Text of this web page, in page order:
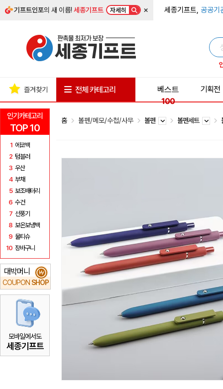
기프트인포의 새 이름!세종기프트 자세히 × 세종기프트, 공공기
인기카테고리
TOP 10
1 에코백
2 텀블러
3 우산
4 부채
5 보조배터리
6 수건
7 선풍기
8 보온보냉백
9 물티슈
10 장바구니
대박머니
COUPON SHOP
₩
모바일에서도
세종기프트
즐겨찾기 전체 카테고리
베스트
100
기획전
홈 볼펜/메모/수첩/사무 볼펜 볼펜세트